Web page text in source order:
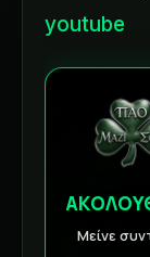
youtube
Μείνε